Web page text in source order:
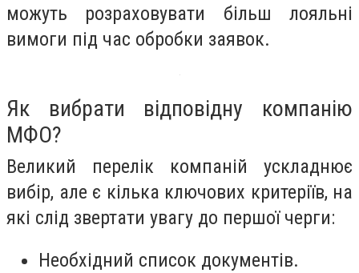
можуть розраховувати більш лояльні
вимоги під час обробки заявок.
Як вибрати відповідну компанію
МФО?
Великий перелік компаній ускладнює
вибір, але є кілька ключових критеріїв, на
які слід звертати увагу до першої черги:
Необхідний список документів.